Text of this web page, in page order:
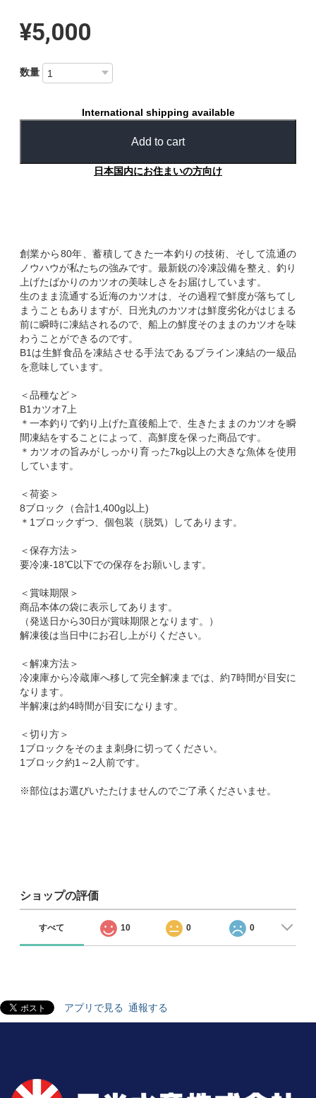
¥5,000
数量
International shipping available
Add to cart
日本国内にお住まいの方向け
創業から80年、蓄積してきた一本釣りの技術、そして流通の
ノウハウが私たちの強みです。最新鋭の冷凍設備を整え、釣り
上げたばかりのカツオの美味しさをお届けしています。
生のまま流通する近海のカツオは、その過程で鮮度が落ちてし
まうこともありますが、日光丸のカツオは鮮度劣化がはじまる
前に瞬時に凍結されるので、船上の鮮度そのままのカツオを味
わうことができるのです。
B1は生鮮食品を凍結させる手法であるブライン凍結の一級品
を意味しています。
＜品種など＞
B1カツオ7上
＊一本釣りで釣り上げた直後船上で、生きたままのカツオを瞬
間凍結をすることによって、高鮮度を保った商品です。
＊カツオの旨みがしっかり育った7kg以上の大きな魚体を使用
しています。
＜荷姿＞
8ブロック（合計1,400g以上)
＊1ブロックずつ、個包装（脱気）してあります。
＜保存方法＞
要冷凍-18℃以下での保存をお願いします。
＜賞味期限＞
商品本体の袋に表示してあります。
（発送日から30日が賞味期限となります。）
解凍後は当日中にお召し上がりください。
＜解凍方法＞
冷凍庫から冷蔵庫へ移して完全解凍までは、約7時間が目安に
なります。
半解凍は約4時間が目安になります。
＜切り方＞
1ブロックをそのまま刺身に切ってください。
1ブロック約1～2人前です。
※部位はお選びいたたけませんのでご了承くださいませ。
ショップの評価
すべて 10 0 0
アプリで見る 通報する